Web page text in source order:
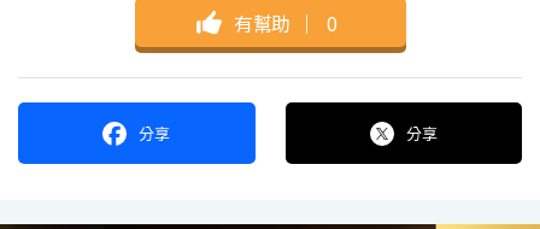
有幫助 ｜ 0
分享 分享